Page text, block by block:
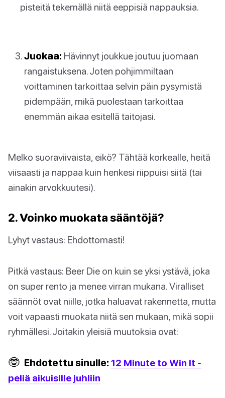
pisteitä tekemällä niitä eeppisiä nappauksia.
Juokaa: Hävinnyt joukkue joutuu juomaan
rangaistuksena. Joten pohjimmiltaan
voittaminen tarkoittaa selvin päin pysymistä
pidempään, mikä puolestaan tarkoittaa
enemmän aikaa esitellä taitojasi.
Melko suoraviivaista, eikö? Tähtää korkealle, heitä
viisaasti ja nappaa kuin henkesi riippuisi siitä (tai
ainakin arvokkuutesi).
2. Voinko muokata sääntöjä?
Lyhyt vastaus: Ehdottomasti!
Pitkä vastaus: Beer Die on kuin se yksi ystävä, joka
on super rento ja menee virran mukana. Viralliset
säännöt ovat niille, jotka haluavat rakennetta, mutta
voit vapaasti muokata niitä sen mukaan, mikä sopii
ryhmällesi. Joitakin yleisiä muutoksia ovat:
🤓 Ehdotettu sinulle: 12 Minute to Win It -
peliä aikuisille juhliin